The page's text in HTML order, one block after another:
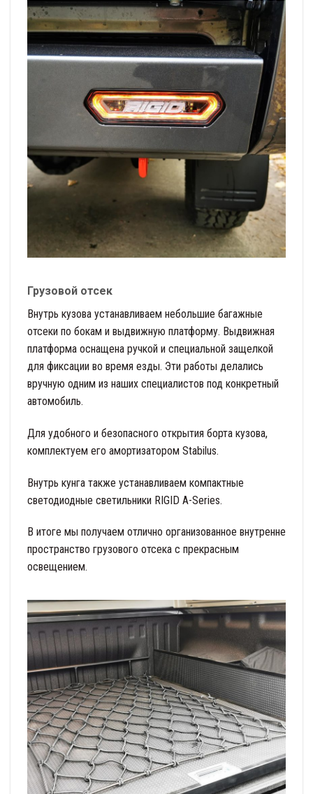
Грузовой отсек
Внутрь кузова устанавливаем небольшие багажные
отсеки по бокам и выдвижную платформу. Выдвижная
платформа оснащена ручкой и специальной защелкой
для фиксации во время езды. Эти работы делались
вручную одним из наших специалистов под конкретный
автомобиль.
Для удобного и безопасного открытия борта кузова,
комплектуем его амортизатором Stabilus.
Внутрь кунга также устанавливаем компактные
светодиодные светильники RIGID A-Series.
В итоге мы получаем отлично организованное внутренне
пространство грузового отсека с прекрасным
освещением.